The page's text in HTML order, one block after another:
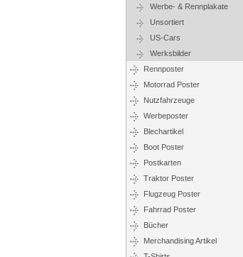
Werbe- & Rennplakate
Unsortiert
US-Cars
Werksbilder
Rennposter
Motorrad Poster
Nutzfahrzeuge
Werbeposter
Blechartikel
Boot Poster
Postkarten
Traktor Poster
Flugzeug Poster
Fahrrad Poster
Bücher
Merchandising Artikel